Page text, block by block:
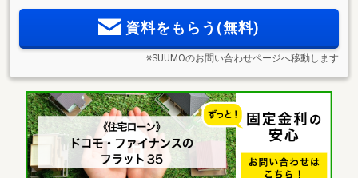
資料をもらう(無料)
※SUUMOのお問い合わせページへ移動します